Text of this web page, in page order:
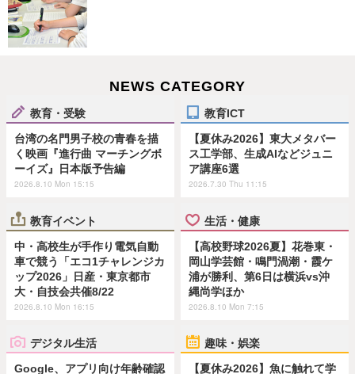
NEWS CATEGORY
教育・受験
台湾の名門男子校の青春を描
く映画『進行曲 マーチングボ
ーイズ』日本版予告編
2026.8.10 Mon 15:15
教育ICT
【夏休み2026】東大メタバー
ス工学部、生成AIなどジュニ
ア講座6選
2026.7.30 Thu 11:15
教育イベント
中・高校生が手作り電気自動
車で競う「エコ1チャレンジカ
ップ2026」日産・東京都市
大・自技会共催8/22
2026.8.10 Mon 16:15
生活・健康
【高校野球2026夏】花巻東・
岡山学芸館・鳴門渦潮・霞ケ
浦が勝利、第6日は横浜vs沖
縄尚学ほか
2026.8.10 Mon 7:15
デジタル生活
Google、アプリ向け年齢確認
趣味・娯楽
【夏休み2026】魚に触れて学